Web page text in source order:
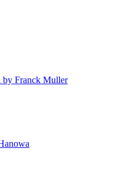
by Franck Muller